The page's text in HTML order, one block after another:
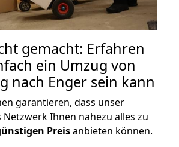
gemacht: Erfahren
ein Umzug von
nach Enger sein kann
garantieren, dass unser
Ihnen nahezu alles zu
Preisanbieten können.